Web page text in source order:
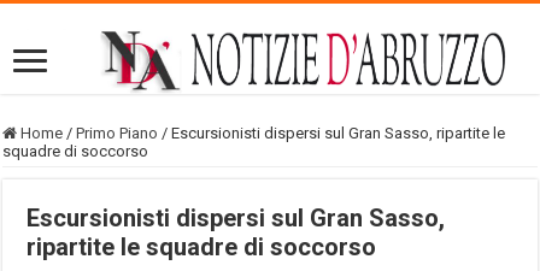
Home / Primo Piano / Escursionisti dispersi sul Gran Sasso, ripartite le
squadre di soccorso
Escursionisti dispersi sul Gran Sasso,
ripartite le squadre di soccorso